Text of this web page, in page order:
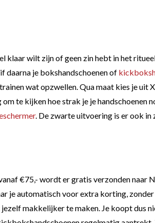
klaar wilt zijn of geen zin hebt in het
daarna je bokshandschoenen of
wat opzwellen. Qua maat kies je uit
te kijken hoe strak je je handschoenen
. De zwarte uitvoering is er ook
€75,- wordt er gratis verzonden naar
je automatisch voor extra korting,
makkelijker te maken. Je koopt dus